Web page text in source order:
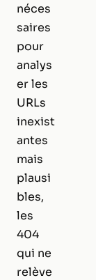
néces
saires
pour
analys
er les
URLs
inexist
antes
mais
plausi
bles,
les
404
qui ne
relève